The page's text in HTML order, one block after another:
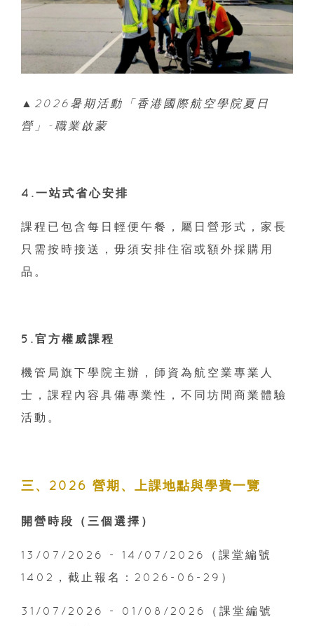
▲2026暑期活動「香港國際航空學院夏日
營」-職業啟蒙
4.一站式省心安排
課程已包含每日輕便午餐，屬日營形式，家長
只需按時接送，毋須安排住宿或額外採購用
品。
5.官方權威課程
機管局旗下學院主辦，師資為航空業專業人
士，課程內容具備專業性，不同坊間商業體驗
活動。
三、2026 營期、上課地點與學費一覽
開營時段（三個選擇）
13/07/2026 - 14/07/2026（課堂編號
1402，截止報名：2026-06-29）
31/07/2026 - 01/08/2026（課堂編號